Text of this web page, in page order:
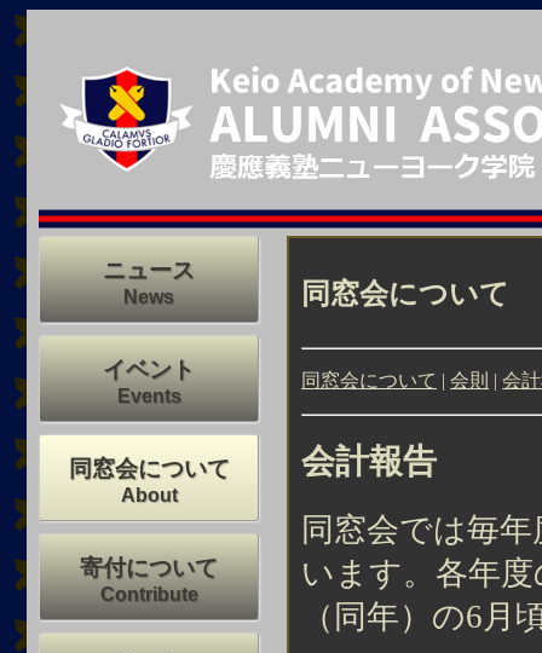
ニュース
News
イベント
Events
同窓会について
About
寄付について
Contribute
同窓会について
同窓会について |会則 |会
会計報告
同窓会では毎
います。各年
（同年）の6月